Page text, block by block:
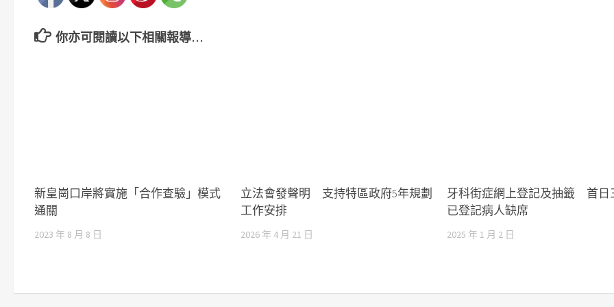
你亦可閱讀以下相關報導…
新皇崗口岸將實施「合作查驗」模式
通關
2023 年 8 月 8 日
立法會發聲明 支持特區政府5年規劃
工作安排
2026 年 4 月 21 日
牙科街症網上登記及抽籤 首日
已登記病人缺席
2025 年 1 月 2 日